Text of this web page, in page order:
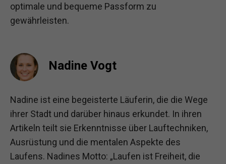
optimale und bequeme Passform zu
gewährleisten.
Nadine Vogt
Nadine ist eine begeisterte Läuferin, die die Wege
ihrer Stadt und darüber hinaus erkundet. In ihren
Artikeln teilt sie Erkenntnisse über Lauftechniken,
Ausrüstung und die mentalen Aspekte des
Laufens. Nadines Motto: „Laufen ist Freiheit, die